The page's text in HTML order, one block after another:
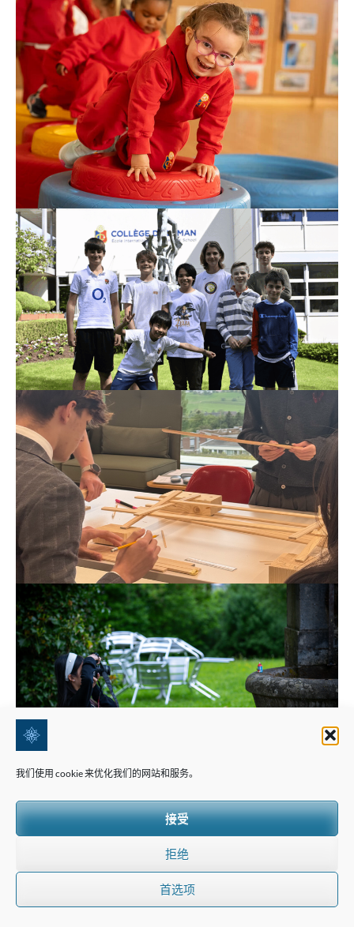
我们使用 cookie 来优化我们的网站和服务。
接受
拒绝
首选项